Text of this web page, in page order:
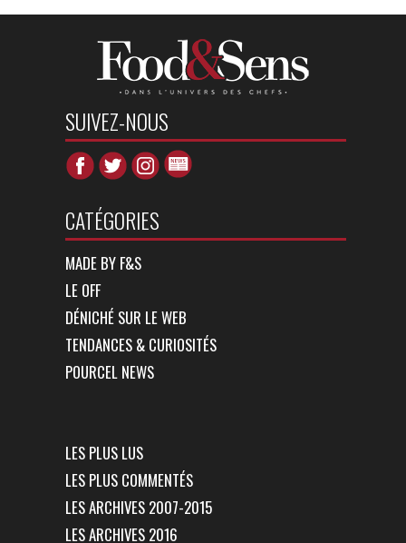
SUIVEZ-NOUS
CATÉGORIES
MADE BY F&S
LE OFF
DÉNICHÉ SUR LE WEB
TENDANCES & CURIOSITÉS
POURCEL NEWS
LES PLUS LUS
LES PLUS COMMENTÉS
LES ARCHIVES 2007-2015
LES ARCHIVES 2016